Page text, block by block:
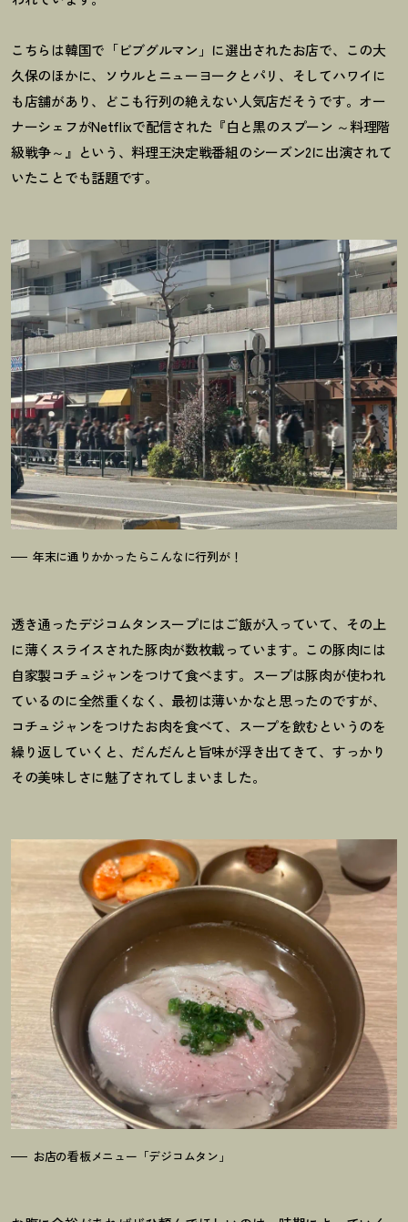
こちらは韓国で「ビブグルマン」に選出されたお店で、この大
久保のほかに、ソウルとニューヨークとパリ、そしてハワイに
も店舗があり、どこも行列の絶えない人気店だそうです。オー
ナーシェフがNetflixで配信された『白と黒のスプーン ～料理階
級戦争～』という、料理王決定戦番組のシーズン2に出演されて
いたことでも話題です。
年末に通りかかったらこんなに行列が！
透き通ったデジコムタンスープにはご飯が入っていて、その上
に薄くスライスされた豚肉が数枚載っています。この豚肉には
自家製コチュジャンをつけて食べます。スープは豚肉が使われ
ているのに全然重くなく、最初は薄いかなと思ったのですが、
コチュジャンをつけたお肉を食べて、スープを飲むというのを
繰り返していくと、だんだんと旨味が浮き出てきて、すっかり
その美味しさに魅了されてしまいました。
お店の看板メニュー「デジコムタン」